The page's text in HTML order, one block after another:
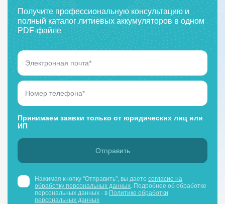
Получите профессиональную консультацию и
полный каталог литиевых аккумуляторов в одном
PDF-файле
Принимаем заявки только от юридических лиц или
ИП
Нажимая кнопку "Отправить", вы даете согласие на
обработку персональных данных . Подробнее об обработке
персональных данных - в Политике обработки
персональных данных